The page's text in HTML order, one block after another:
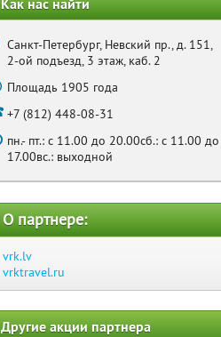
Как нас найти
Санкт-Петербург, Невский пр., д. 151,
2-ой подъезд, 3 этаж, каб. 2
Площадь 1905 года
+7 (812) 448-08-31
пн.- пт.: с 11.00 до 20.00сб.: с 11.00 до
17.00вс.: выходной
О партнере:
vrk.lv
vrktravel.ru
Другие акции партнера